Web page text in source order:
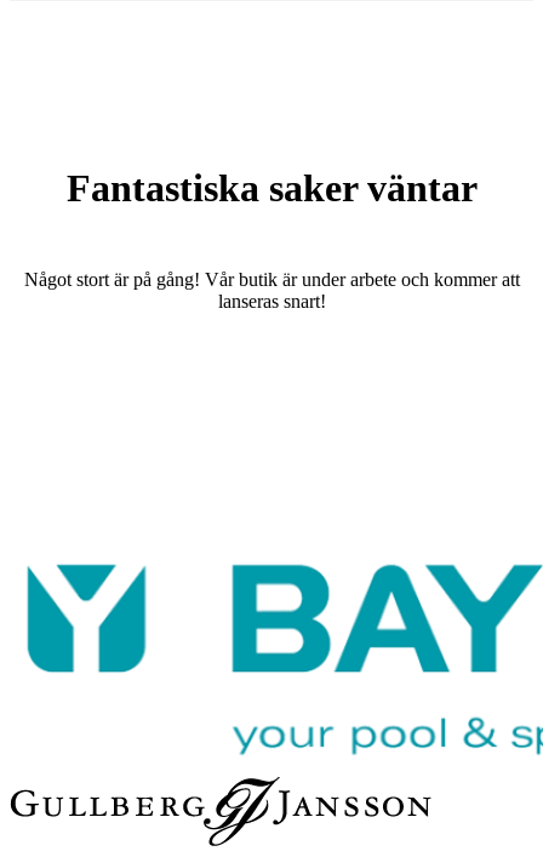
Fantastiska saker väntar
Något stort är på gång! Vår butik är under arbete och kommer att
lanseras snart!